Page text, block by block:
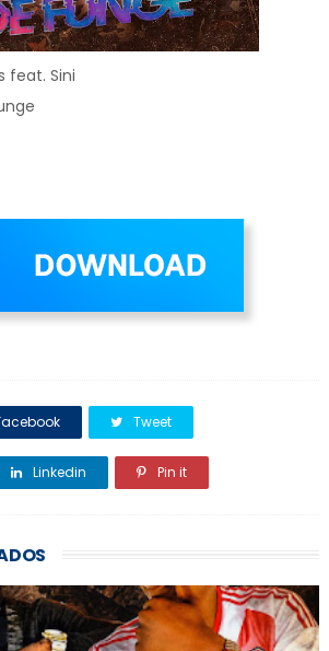
feat. Sini
Tweet
Linkedin Pin it